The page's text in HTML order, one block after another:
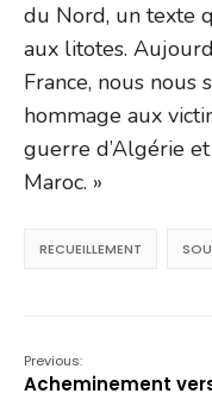
du Nord, un texte
aux litotes.
France, nous nous
hommage aux
guerre d’Algérie
Maroc. »
RECUEILLEMENT
Previous:
Acheminement